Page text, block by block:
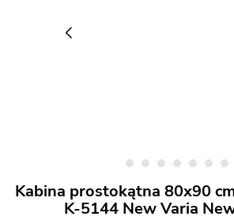
Kabina prostokątna 80x90
K-5144 New Varia